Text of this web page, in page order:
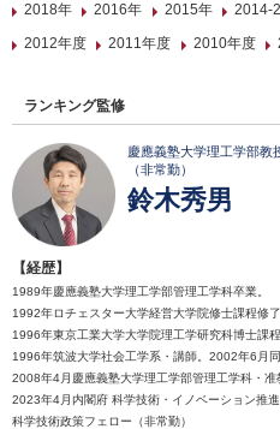
2018年
2016年 2015年 2014-
2012年度
2011年度 2010年度
ランキング監修
慶應義塾大学理工学部教
（非常勤）
鈴木秀男
【経歴】
1989年慶應義塾大学理工学部管理工学科卒業。
1992年ロチェスター大学経営大学院修士課程修了
1996年東京工業大学大学院理工学研究科博士課
1996年筑波大学社会工学系・講師。2002年6月同
2008年4月慶應義塾大学理工学部管理工学科・准
2023年4月内閣府 科学技術・イノベーション推
科学技術政策フェロー（非常勤）